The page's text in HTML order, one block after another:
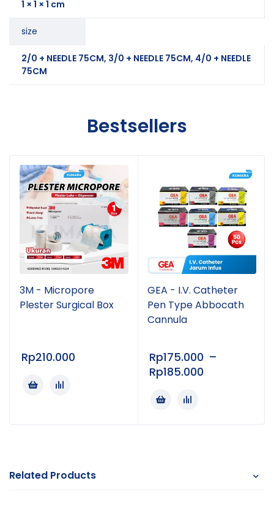
1 × 1 × 1 cm
size
2/0 + NEEDLE 75CM, 3/0 + NEEDLE 75CM, 4/0 + NEEDLE
75CM
Bestsellers
3M - Micropore
Plester Surgical Box
Rp210.000
GEA - I.V. Catheter
Pen Type Abbocath
Cannula
Rp175.000 –
Rp185.000
Related Products